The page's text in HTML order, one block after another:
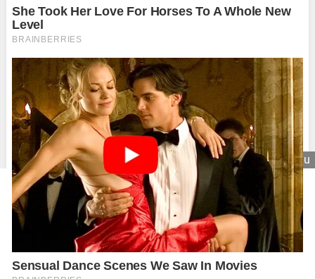
Zavrieť reklamu